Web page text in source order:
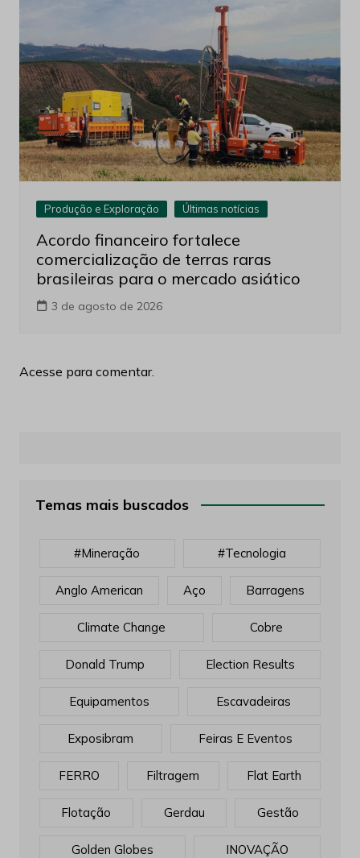
Produção e Exploração Últimas notícias
Acordo financeiro fortalece
comercialização de terras raras
brasileiras para o mercado asiático
3 de agosto de 2026
Acesse para comentar.
Temas mais buscados
#mineração #tecnologia
Anglo American Aço Barragens
Climate Change Cobre
Donald Trump Election Results
Equipamentos Escavadeiras
Exposibram Feiras E Eventos
FERRO Filtragem Flat Earth
Flotação Gerdau Gestão
Golden Globes INOVAÇÃO